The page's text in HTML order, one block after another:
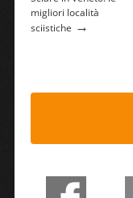
migliori località
sciistiche →